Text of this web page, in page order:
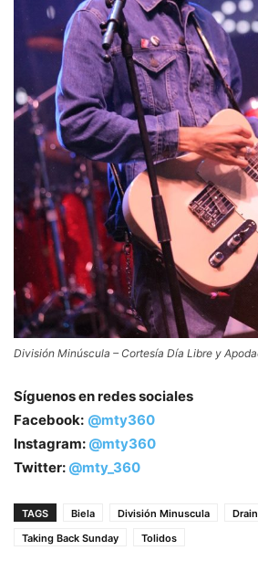
División Minúscula – Cortesía Día Libre y
Síguenos en redes sociales
Facebook: @mty360
Instagram: @mty360
Twitter: @mty_360
TAGS Biela División Minuscula Drain
Taking Back Sunday
Tolidos